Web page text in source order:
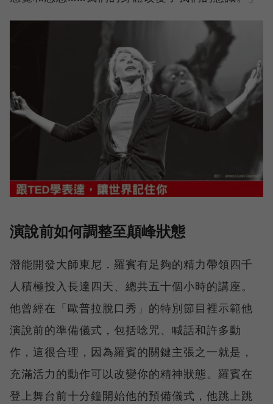
演說前如何調整至顛峰狀態
潛能開發大師東尼．羅賓有足夠的精力帶領四千
人積極投入長達四天、總共五十個小時的講座。
他曾經在「歐普拉脫口秀」的特別節目裡示範他
演說前的準備儀式，包括唸咒、喊話和許多動
作，這很合理，因為羅賓的關鍵主張之一就是，
充滿活力的動作可以改變你的精神狀態。羅賓在
登上舞台前十分鐘開始他的預備儀式，他跳上跳